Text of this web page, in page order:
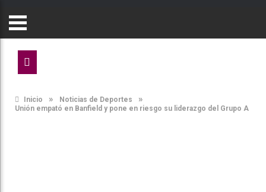
Inicio » Noticias de Deportes »
Unión empató en Banfield y pone en riesgo su liderazgo del Grupo A